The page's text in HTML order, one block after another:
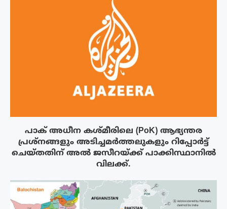
പാക് അധീന കശ്മീരിലെ (PoK) ആഭ്യന്തര
പ്രശ്നങ്ങളും അടിച്ചമർത്തലുകളും റിപ്പോർട്ട്
ചെയ്തതിന് അൽ ജസീറയ്‌ക്ക് പാക്കിസ്ഥാനിൽ
വിലക്ക്.